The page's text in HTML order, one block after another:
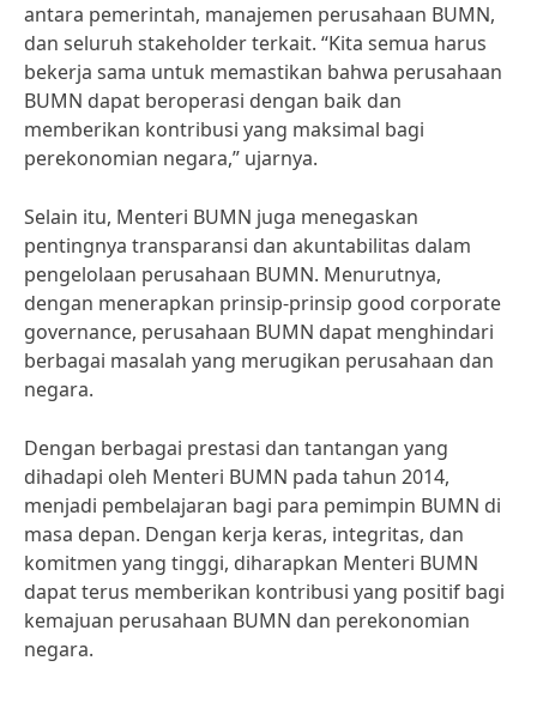
antara pemerintah, manajemen perusahaan BUMN,
dan seluruh stakeholder terkait. “Kita semua harus
bekerja sama untuk memastikan bahwa perusahaan
BUMN dapat beroperasi dengan baik dan
memberikan kontribusi yang maksimal bagi
perekonomian negara,” ujarnya.
Selain itu, Menteri BUMN juga menegaskan
pentingnya transparansi dan akuntabilitas dalam
pengelolaan perusahaan BUMN. Menurutnya,
dengan menerapkan prinsip-prinsip good corporate
governance, perusahaan BUMN dapat menghindari
berbagai masalah yang merugikan perusahaan dan
negara.
Dengan berbagai prestasi dan tantangan yang
dihadapi oleh Menteri BUMN pada tahun 2014,
menjadi pembelajaran bagi para pemimpin BUMN di
masa depan. Dengan kerja keras, integritas, dan
komitmen yang tinggi, diharapkan Menteri BUMN
dapat terus memberikan kontribusi yang positif bagi
kemajuan perusahaan BUMN dan perekonomian
negara.